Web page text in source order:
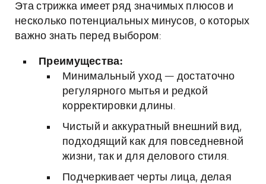
Эта стрижка имеет ряд значимых плюсов и
несколько потенциальных минусов, о которых
важно знать перед выбором:
Преимущества:
Минимальный уход — достаточно
регулярного мытья и редкой
корректировки длины.
Чистый и аккуратный внешний вид,
подходящий как для повседневной
жизни, так и для делового стиля.
Подчеркивает черты лица, делая